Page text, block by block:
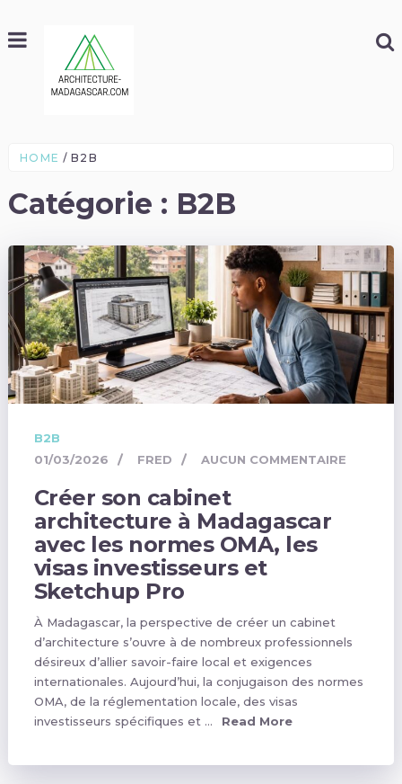
HOME B2B
Catégorie : B2B
B2B
01/03/2026
FRED AUCUN COMMENTAIRE
Créer son cabinet
architecture à Madagascar
avec les normes OMA, les
visas investisseurs et
Sketchup Pro
À Madagascar, la perspective de créer un cabinet
d’architecture s’ouvre à de nombreux professionnels
désireux d’allier savoir-faire local et exigences
internationales. Aujourd’hui, la conjugaison des normes
OMA, de la réglementation locale, des visas
investisseurs spécifiques et …
Read More